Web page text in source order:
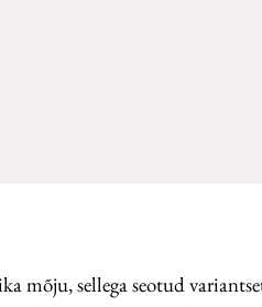
mõju, sellega seotud